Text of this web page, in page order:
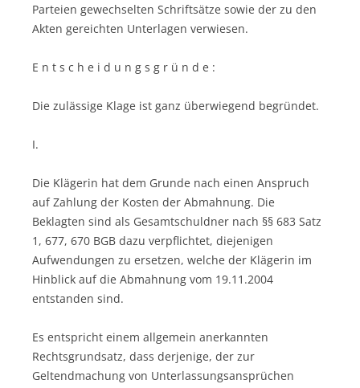
Parteien gewechselten Schriftsätze sowie der zu den
Akten gereichten Unterlagen verwiesen.
E n t s c h e i d u n g s g r ü n d e :
Die zulässige Klage ist ganz überwiegend begründet.
I.
Die Klägerin hat dem Grunde nach einen Anspruch
auf Zahlung der Kosten der Abmahnung. Die
Beklagten sind als Gesamtschuldner nach §§ 683 Satz
1, 677, 670 BGB dazu verpflichtet, diejenigen
Aufwendungen zu ersetzen, welche der Klägerin im
Hinblick auf die Abmahnung vom 19.11.2004
entstanden sind.
Es entspricht einem allgemein anerkannten
Rechtsgrundsatz, dass derjenige, der zur
Geltendmachung von Unterlassungsansprüchen